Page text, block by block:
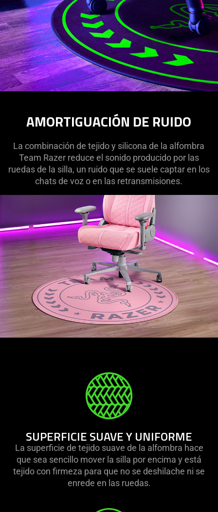
AMORTIGUACIÓN DE RUIDO
La combinación de tejido y silicona de la alfombra
Team Razer reduce el sonido producido por las
ruedas de la silla, un ruido que se suele captar en los
chats de voz o en las retransmisiones.
SUPERFICIE SUAVE Y UNIFORME
La superficie de tejido suave de la alfombra hace
que sea sencillo mover la silla por encima y está
tejido con firmeza para que no se deshilache ni se
enrede en las ruedas.